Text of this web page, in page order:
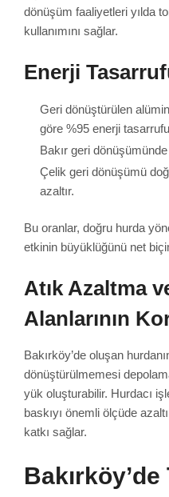
dönüşüm faaliyetleri yılda
kullanımını sağlar.
Enerji
Geri dönüştürülen
göre %95 enerji
Bakır geri
Çelik geri dönüşümü
azaltır.
Bu oranlar, doğru hurda
etkinin büyüklüğünü net
Atık Azaltma
Alanlarının
Bakırköy’de oluşan
dönüştürülmemesi
yük oluşturabilir. Hurdacı
baskıyı önemli ölçüde
katkı sağlar.